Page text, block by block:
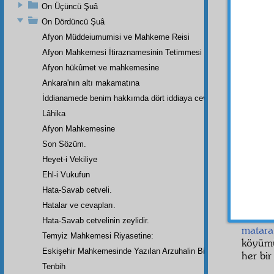
indi,
Dün
matara
her bir
On Üçüncü Şuâ
On Dördüncü Şuâ
Afyon Müddeiumumisi ve Mahkeme Reisi
Afyon Mahkemesi İtiraznamesinin Tetimmesi
Afyon hükûmet ve mahkemesine
Ankara'nın altı makamatına
İddianamede benim hakkımda dört iddiaya cevap
Lâhika
Afyon Mahkemesine
Son Sözüm.
Heyet-i Vekiliye
Ehl-i Vukufun
Hata-Savab cetveli.
Hatalar ve cevapları.
Hata-Savab cetvelinin zeylidir.
Temyiz Mahkemesi Riyasetine:
Eskişehir Mahkemesinde Yazılan Arzuhalin Bir Parçası
Tenbih